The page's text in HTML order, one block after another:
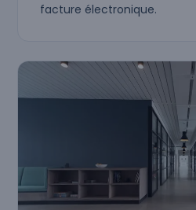
facture électronique.